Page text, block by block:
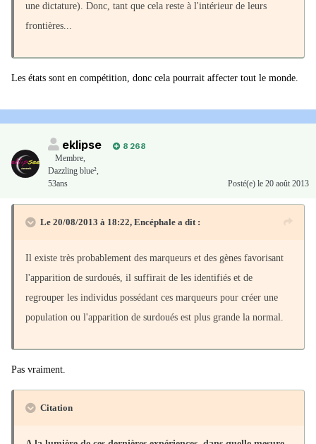
une dictature). Donc, tant que cela reste à l'intérieur de leurs
frontières...
Les états sont en compétition, donc cela pourrait affecter tout le monde.
eklipse
8 268
Membre,
Dazzling blue²,
53ans
Posté(e) le 20 août 2013
Le 20/08/2013 à 18:22, Encéphale a dit :
Il existe très probablement des marqueurs et des gènes favorisant
l'apparition de surdoués, il suffirait de les identifiés et de
regrouper les individus possédant ces marqueurs pour créer une
population ou l'apparition de surdoués est plus grande la normal.
Pas vraiment.
Citation